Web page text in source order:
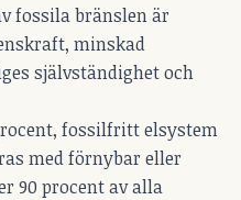
fossila bränslen är
minskad
självständighet och
fossilfritt elsystem
med förnybar eller
90 procent av alla